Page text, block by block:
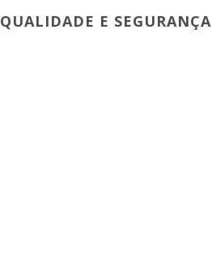
QUALIDADE E SEGURANÇA